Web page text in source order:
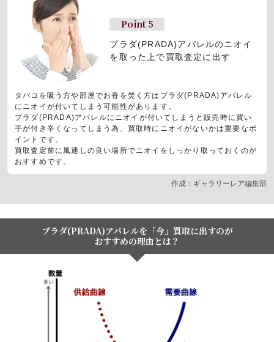
Point 5
プラダ(PRADA)アパレルのニオイ
を取った上で買取査定に出す
タバコを吸う方や部屋でお香を焚く方はプラダ(PRADA)アパレル
にニオイが付いてしまう可能性があります。
プラダ(PRADA)アパレルにニオイが付いてしまうと販売時に買い
手が付き辛くなってしまう為、買取時にニオイがないかは重要なポ
イントです。
買取査定前に風通しの良い場所でニオイをしっかり取っておくのが
おすすめです。
作成：ギャラリーレア編集部
プラダ(PRADA)アパレルを「今」買取に出すのが
おすすめの理由とは？